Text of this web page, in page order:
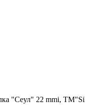
"Сеул" 22 mmi,